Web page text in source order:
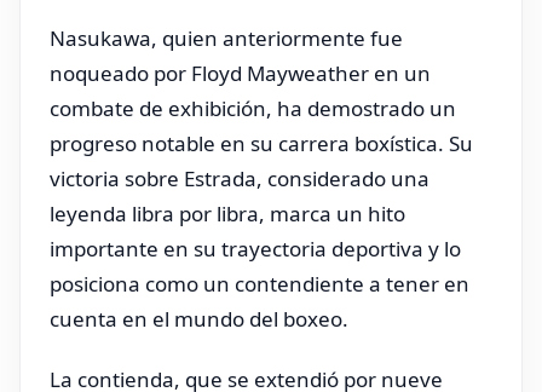
Nasukawa, quien anteriormente fue
noqueado por Floyd Mayweather en un
combate de exhibición, ha demostrado un
progreso notable en su carrera boxística. Su
victoria sobre Estrada, considerado una
leyenda libra por libra, marca un hito
importante en su trayectoria deportiva y lo
posiciona como un contendiente a tener en
cuenta en el mundo del boxeo.
La contienda, que se extendió por nueve